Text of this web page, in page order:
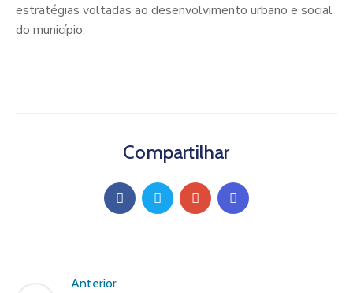
estratégias voltadas ao desenvolvimento urbano e social
do município.
Compartilhar
Anterior